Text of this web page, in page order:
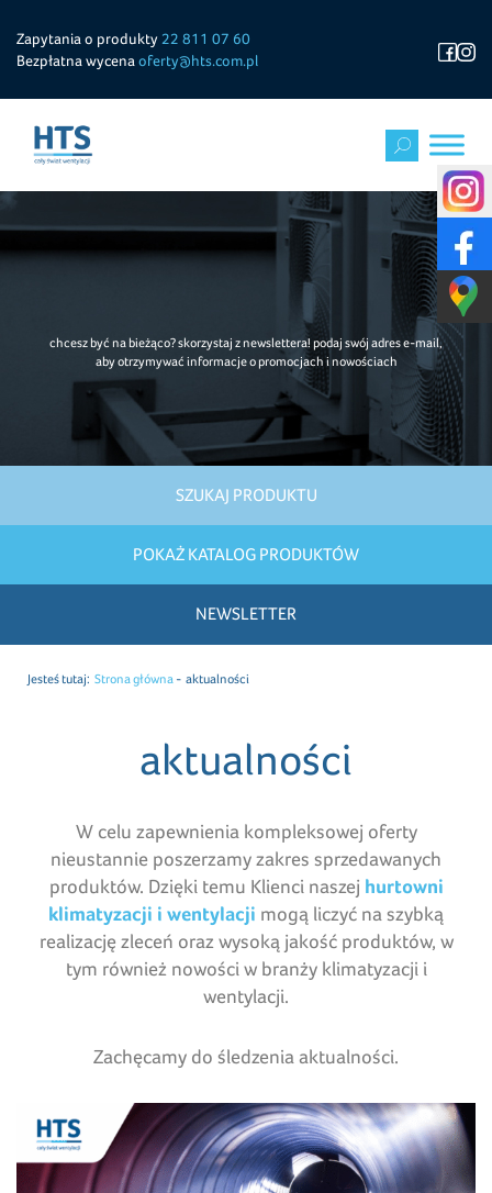
Zapytania o produkty 22 811 07 60
Bezpłatna wycena oferty@hts.com.pl
chcesz być na bieżąco? skorzystaj z newslettera! podaj swój adres e-mail,
aby otrzymywać informacje o promocjach i nowościach
SZUKAJ PRODUKTU
POKAŻ KATALOG PRODUKTÓW
NEWSLETTER
Jesteś tutaj: Strona główna aktualności
aktualności
W celu zapewnienia kompleksowej oferty
nieustannie poszerzamy zakres sprzedawanych
produktów. Dzięki temu Klienci naszej hurtowni
klimatyzacji i wentylacji mogą liczyć na szybką
realizację zleceń oraz wysoką jakość produktów, w
tym również nowości w branży klimatyzacji i
wentylacji.
Zachęcamy do śledzenia aktualności.